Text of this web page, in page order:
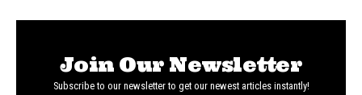
Join Our Newsletter
Subscribe to our newsletter to get our newest articles instantly!